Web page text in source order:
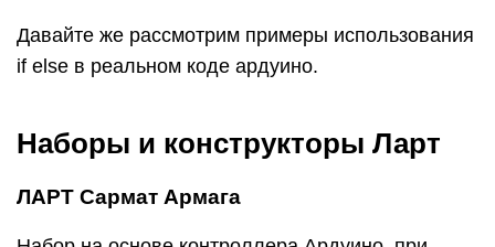
Давайте же рассмотрим примеры использования
if else в реальном коде ардуино.
Наборы и конструкторы Ларт
ЛАРТ Сармат Армага